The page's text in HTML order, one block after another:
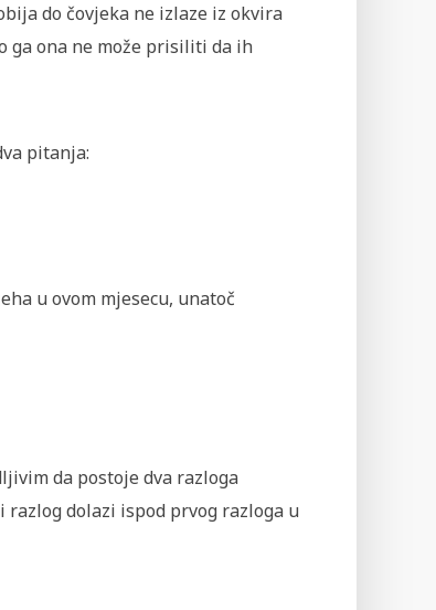
do čovjeka ne izlaze iz okvira
ga ona ne može prisiliti da ih
pitanja:
u ovom mjesecu, unatoč
da postoje dva razloga
dolazi ispod prvog razloga u